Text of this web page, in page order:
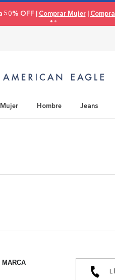
50% OFF | Comprar Mujer|
Mujer Hombre Jeans
MARCA